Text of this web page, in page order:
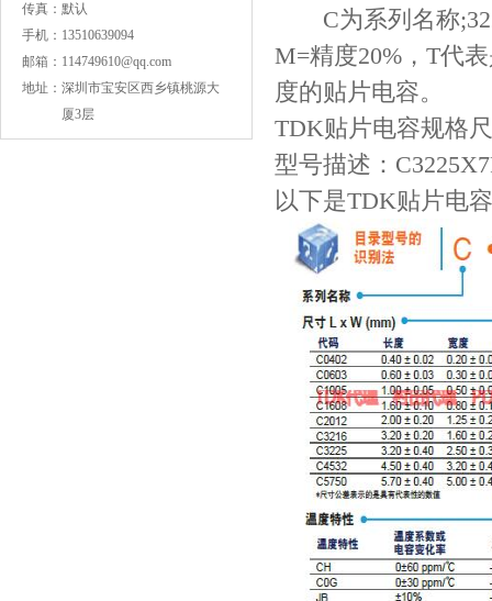
传真： 默认
手机： 13510639094
邮箱： 114749610@qq.com
地址： 深圳市宝安区西乡镇桃源大
厦3层
C为系列名称
M=精度20%，T代
度的贴片电容。
TDK贴片电容规格
型号描述：
以下是TDK贴片电